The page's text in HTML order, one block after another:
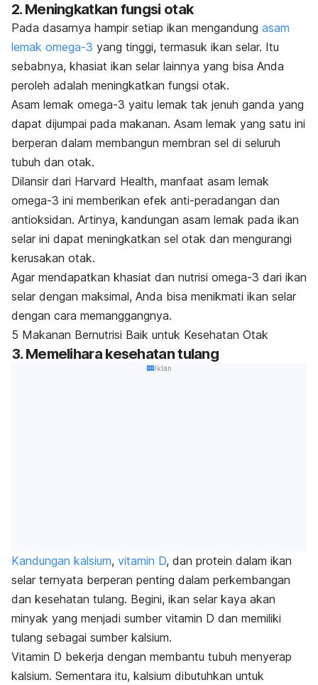
2. Meningkatkan fungsi otak
Pada dasarnya hampir setiap ikan mengandung asam
lemak omega-3 yang tinggi, termasuk ikan selar. Itu
sebabnya, khasiat ikan selar lainnya yang bisa Anda
peroleh adalah meningkatkan fungsi otak.
Asam lemak omega-3 yaitu lemak tak jenuh ganda yang
dapat dijumpai pada makanan. Asam lemak yang satu ini
berperan dalam membangun membran sel di seluruh
tubuh dan otak.
Dilansir dari Harvard Health, manfaat asam lemak
omega-3 ini memberikan efek anti-peradangan dan
antioksidan. Artinya, kandungan asam lemak pada ikan
selar ini dapat meningkatkan sel otak dan mengurangi
kerusakan otak.
Agar mendapatkan khasiat dan nutrisi omega-3 dari ikan
selar dengan maksimal, Anda bisa menikmati ikan selar
dengan cara memanggangnya.
5 Makanan Bernutrisi Baik untuk Kesehatan Otak
3. Memelihara kesehatan tulang
Iklan
Kandungan kalsium, vitamin D, dan protein dalam ikan
selar ternyata berperan penting dalam perkembangan
dan kesehatan tulang. Begini, ikan selar kaya akan
minyak yang menjadi sumber vitamin D dan memiliki
tulang sebagai sumber kalsium.
Vitamin D bekerja dengan membantu tubuh menyerap
kalsium. Sementara itu, kalsium dibutuhkan untuk